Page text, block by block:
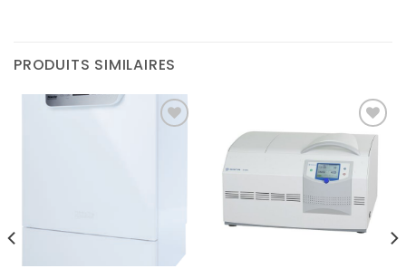
PRODUITS SIMILAIRES
Ajouter
à la liste
d’envies